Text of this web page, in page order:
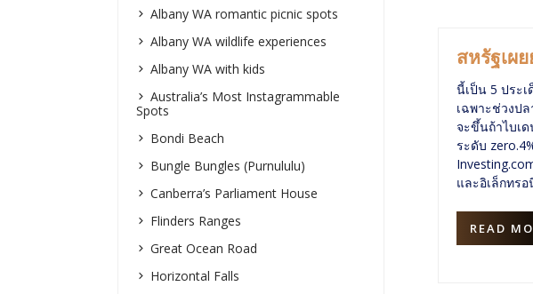
สหรัฐเผ
นี้เป็น 5 ประ
เฉพาะช่วงป
จะขึ้นถ้าไบเ
ระดับ
และอิเล็กทร
READ
Albany WA romantic picnic spots
Albany WA wildlife experiences
Albany WA with kids
Australia’s Most Instagrammable
Spots
Bondi Beach
Bungle Bungles (Purnululu)
Canberra’s Parliament House
Flinders Ranges
Great Ocean Road
Horizontal Falls